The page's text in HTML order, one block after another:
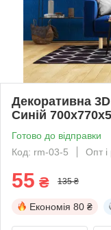
Декоративна
Синій
Готово до відправки
Код: rm-03-5
Опт і
55 ₴ 135 ₴
Економія 80 ₴